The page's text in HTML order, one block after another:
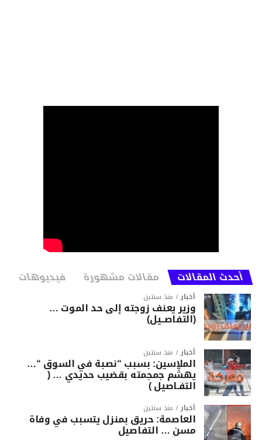
أحدث المقالات مقالات مشهورة فيديوهات
أخبار منذ سنتين
وزير يعنف زوجته إلى حد الموت …
(التفاصــيل)
أخبار منذ سنتين
الملاسين: بسبب “نصبة في السوق “…
يهشّم جمجمته بقضيب حديدي … (
التفـاصيل )
أخبار منذ سنتين
العاصمة: حريق بمنزل يتسبب في وفاة
مسن … التفاصيل